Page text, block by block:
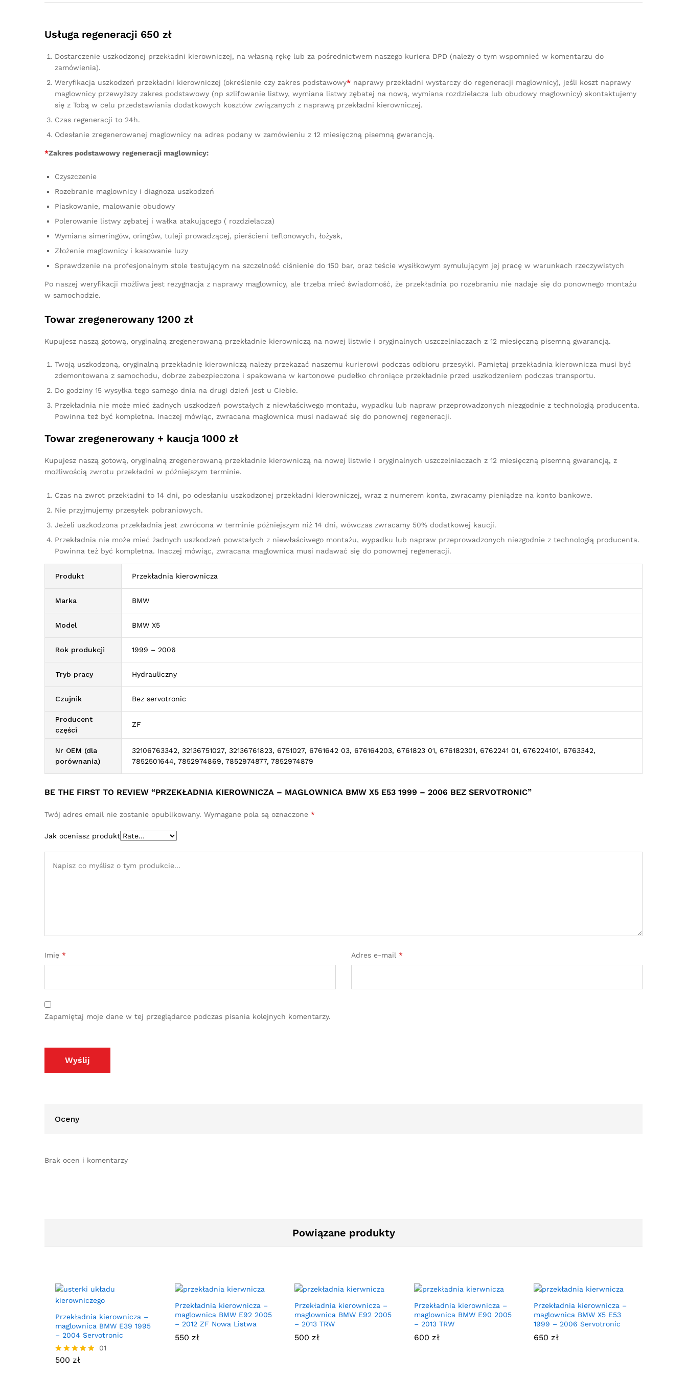
Servotronic
Usługa regeneracji 650 zł
Dostarczenie uszkodzonej przekładni kierowniczej, na własną rękę lub za pośrednictwem naszego kuriera DPD (należy o tym wspomnieć w komentarzu do
zamówienia).
Weryfikacja uszkodzeń przekładni kierowniczej (określenie czy zakres podstawowy* naprawy przekładni wystarczy do regeneracji maglownicy), jeśli koszt naprawy
maglownicy przewyższy zakres podstawowy (np szlifowanie listwy, wymiana listwy zębatej na nową, wymiana rozdzielacza lub obudowy maglownicy) skontaktujemy
się z Tobą w celu przedstawiania dodatkowych kosztów związanych z naprawą przekładni kierowniczej.
Czas regeneracji to 24h.
Odesłanie zregenerowanej maglownicy na adres podany w zamówieniu z 12 miesięczną pisemną gwarancją.
*Zakres podstawowy regeneracji maglownicy:
Czyszczenie
Rozebranie maglownicy i diagnoza uszkodzeń
Piaskowanie, malowanie obudowy
Polerowanie listwy zębatej i wałka atakującego ( rozdzielacza)
Wymiana simeringów, oringów, tuleji prowadzącej, pierścieni teflonowych, łożysk,
Złożenie maglownicy i kasowanie luzy
Sprawdzenie na profesjonalnym stole testującym na szczelność ciśnienie do 150 bar, oraz teście wysiłkowym symulującym jej pracę w warunkach rzeczywistych
Po naszej weryfikacji możliwa jest rezygnacja z naprawy maglownicy, ale trzeba mieć świadomość, że przekładnia po rozebraniu nie nadaje się do ponownego montażu
w samochodzie.
Towar zregenerowany 1200 zł
Kupujesz naszą gotową, oryginalną zregenerowaną przekładnie kierowniczą na nowej listwie i oryginalnych uszczelniaczach z 12 miesięczną pisemną gwarancją.
Twoją uszkodzoną, oryginalną przekładnię kierowniczą należy przekazać naszemu kurierowi podczas odbioru przesyłki. Pamiętaj przekładnia kierownicza musi być
zdemontowana z samochodu, dobrze zabezpieczona i spakowana w kartonowe pudełko chroniące przekładnie przed uszkodzeniem podczas transportu.
Do godziny 15 wysyłka tego samego dnia na drugi dzień jest u Ciebie.
Przekładnia nie może mieć żadnych uszkodzeń powstałych z niewłaściwego montażu, wypadku lub napraw przeprowadzonych niezgodnie z technologią producenta.
Powinna też być kompletna. Inaczej mówiąc, zwracana maglownica musi nadawać się do ponownej regeneracji.
Towar zregenerowany + kaucja 1000 zł
Kupujesz naszą gotową, oryginalną zregenerowaną przekładnie kierowniczą na nowej listwie i oryginalnych uszczelniaczach z 12 miesięczną pisemną gwarancją, z
możliwością zwrotu przekładni w późniejszym terminie.
Czas na zwrot przekładni to 14 dni, po odesłaniu uszkodzonej przekładni kierowniczej, wraz z numerem konta, zwracamy pieniądze na konto bankowe.
Nie przyjmujemy przesyłek pobraniowych.
Jeżeli uszkodzona przekładnia jest zwrócona w terminie późniejszym niż 14 dni, wówczas zwracamy 50% dodatkowej kaucji.
Przekładnia nie może mieć żadnych uszkodzeń powstałych z niewłaściwego montażu, wypadku lub napraw przeprowadzonych niezgodnie z technologią producenta.
Powinna też być kompletna. Inaczej mówiąc, zwracana maglownica musi nadawać się do ponownej regeneracji.
Produkt Przekładnia kierownicza
Marka BMW
Model BMW X5
Rok produkcji 1999 – 2006
Tryb pracy Hydrauliczny
Czujnik Bez servotronic
Producent
części
ZF
Nr OEM (dla
porównania)
32106763342, 32136751027, 32136761823, 6751027, 6761642 03, 676164203, 6761823 01, 676182301, 6762241 01, 676224101, 6763342,
7852501644, 7852974869, 7852974877, 7852974879
BE THE FIRST TO REVIEW “PRZEKŁADNIA KIEROWNICZA – MAGLOWNICA BMW X5 E53 1999 – 2006 BEZ SERVOTRONIC”
Twój adres email nie zostanie opublikowany. Wymagane pola są oznaczone *
Jak oceniasz produkt
Imię * Adres e-mail *
Zapamiętaj moje dane w tej przeglądarce podczas pisania kolejnych komentarzy.
Oceny
Brak ocen i komentarzy
Powiązane produkty
Przekładnia kierownicza –
maglownica BMW E39 1995
– 2004 Servotronic
Oceniono
01
500 zł
Przekładnia kierownicza –
maglownica BMW E92 2005
– 2012 ZF Nowa Listwa
550 zł
Przekładnia kierownicza –
maglownica BMW E92 2005
– 2013 TRW
500 zł
Przekładnia kierownicza –
maglownica BMW E90 2005
– 2013 TRW
600 zł
Przekładnia kierownicza –
maglownica BMW X5 E53
1999 – 2006 Servotronic
650 zł